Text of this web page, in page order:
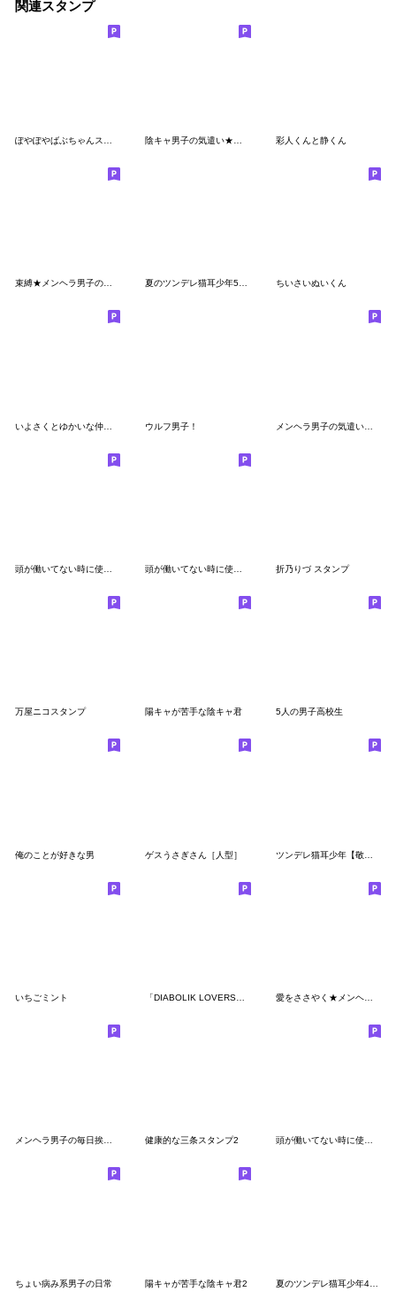
関連スタンプ
彩人くんと静くん
束縛★メンヘラ男子の日記 夏のツンデレ猫耳少年5（浴衣） ちいさいぬいくん
ウルフ男子！ メンヘラ男子の気遣い★重い愛
折乃りづ スタンプ
万屋ニコスタンプ 陽キャが苦手な陰キャ君 5人の男子高校生
俺のことが好きな男 ゲスうさぎさん［人型］ ツンデレ猫耳少年【敬語スタンプvol.2】
いちごミント 愛をささやく★メンヘラ男子
メンヘラ男子の毎日挨拶♡ 健康的な三条スタンプ2 頭が働いてない時に使うスタンプ4
ちょい病み系男子の日常 陽キャが苦手な陰キャ君2 夏のツンデレ猫耳少年4（スピスを添えて）